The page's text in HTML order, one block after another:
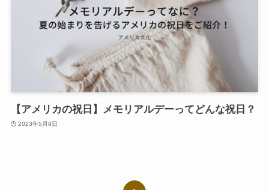
【アメリカの祝日】メモリアルデーってどんな祝日？
2023年5月9日